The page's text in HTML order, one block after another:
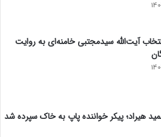
آیت‌الله سیدمجتبی خامنه‌ای به روایت
هیراد؛ پیکر خواننده پاپ به خاک سپرده شد